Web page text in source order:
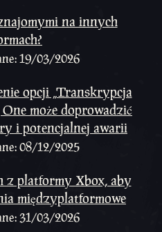
na innych
19/03/2026
opcji „Transkrypcja
może doprowadzić
i potencjalnej awarii
08/12/2025
z platformy Xbox, aby
międzyplatformowe
31/03/2026